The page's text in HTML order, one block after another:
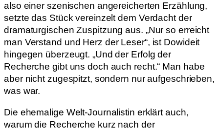
also einer szenischen angereicherten Erzählung,
setzte das Stück vereinzelt dem Verdacht der
dramaturgischen Zuspitzung aus. „Nur so erreicht
man Verstand und Herz der Leser“, ist Dowideit
hingegen überzeugt. „Und der Erfolg der
Recherche gibt uns doch auch recht.“ Man habe
aber nicht zugespitzt, sondern nur aufgeschrieben,
was war.
Die ehemalige Welt-Journalistin erklärt auch,
warum die Recherche kurz nach der